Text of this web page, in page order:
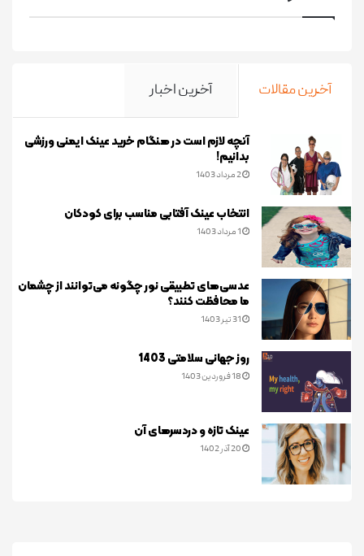
آخرین مقالات آخرین اخبار
آنچه لازم است در هنگام خرید عینک ایمنی ورزشی
بدانیم!
2 مرداد 1403
انتخاب عینک آفتابی مناسب برای کودکان
1 مرداد 1403
عدسی‌های تطبیقی نور چگونه می‌توانند از چشمان
ما محافظت کنند؟
31 تیر 1403
روز جهانی سلامتی 1403
18 فروردین 1403
عینک تازه و دردسرهای آن
20 آذر 1402